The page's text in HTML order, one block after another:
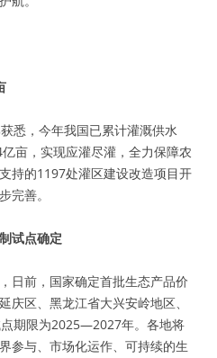
悉，今年我国已累计灌溉供水
亩，实现应灌尽灌，全力保障农
持的1197处灌区建设改造项目开
完善。
试点确定
日前，国家确定首批生态产品价
庆区、黑龙江省大兴安岭地区、
期限为2025—2027年。各地将
参与、市场化运作、可持续的生